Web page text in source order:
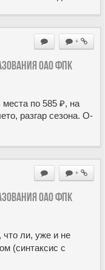
+
ОАО ФПК
по 585 ₽, на
разгар сезона. O-
+
ОАО ФПК
что ли, уже и не
(синтаксис с